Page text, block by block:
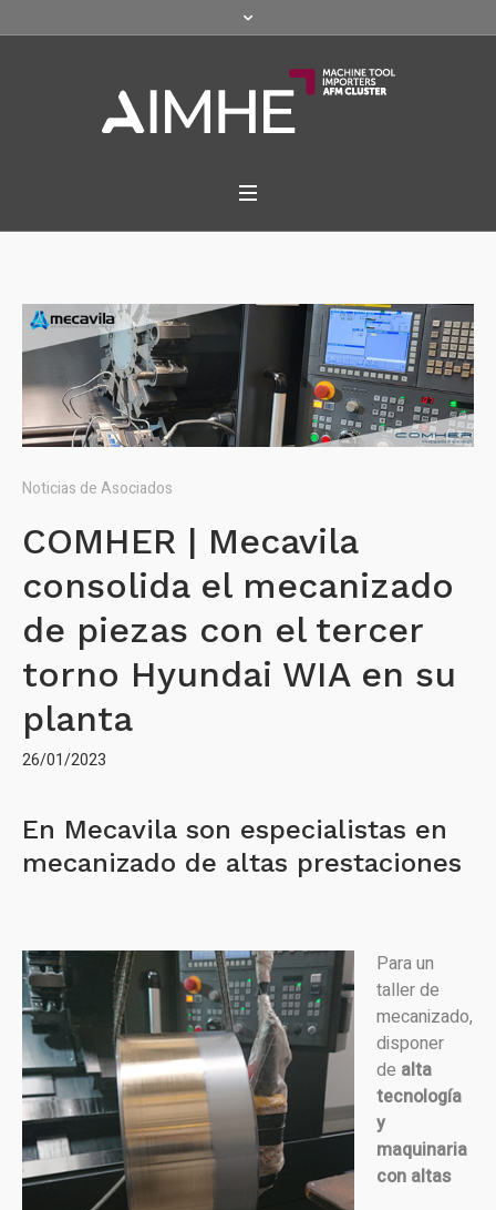
Noticias de Asociados
COMHER | Mecavila
consolida el mecanizado
de piezas con el tercer
torno Hyundai WIA en su
planta
26/01/2023
En Mecavila son especialistas en
mecanizado de altas prestaciones
Para un
taller de
mecanizado,
disponer
de alta
tecnología
y
maquinaria
con altas